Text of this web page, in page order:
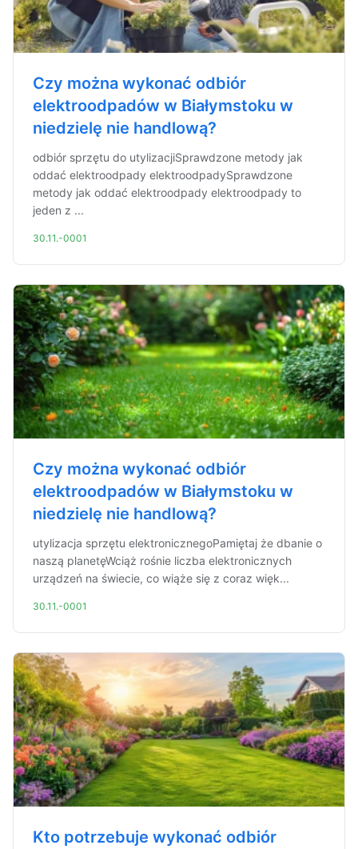
Czy można wykonać odbiór
elektroodpadów w Białymstoku w
niedzielę nie handlową?
odbiór sprzętu do utylizacjiSprawdzone metody jak
oddać elektroodpady elektroodpadySprawdzone
metody jak oddać elektroodpady elektroodpady to
jeden z ...
30.11.-0001
Czy można wykonać odbiór
elektroodpadów w Białymstoku w
niedzielę nie handlową?
utylizacja sprzętu elektronicznegoPamiętaj że dbanie o
naszą planetęWciąż rośnie liczba elektronicznych
urządzeń na świecie, co wiąże się z coraz więk...
30.11.-0001
Kto potrzebuje wykonać odbiór